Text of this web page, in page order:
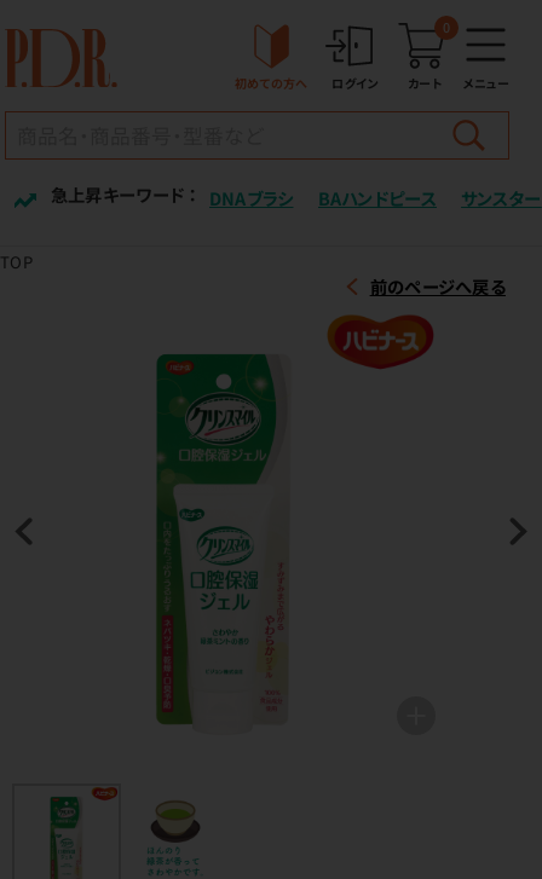
初めての方へ ログイン カート
0
メニュー
急上昇キーワード ： DNAブラシ BAハンドピース サンスター
TOP
前のページへ戻る